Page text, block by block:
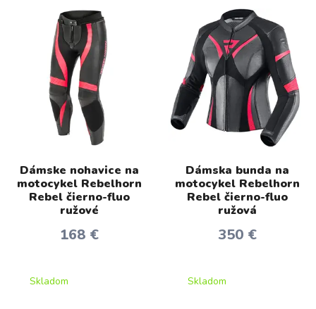
Dámske nohavice na
motocykel Rebelhorn
Rebel čierno-fluo
ružové
168 €
Skladom
Dámska bunda na
motocykel Rebelhorn
Rebel čierno-fluo
ružová
350 €
Skladom